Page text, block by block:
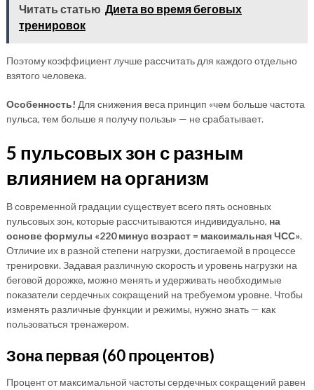
Читать статью Диета во время беговых
тренировок
Поэтому коэффициент лучше рассчитать для каждого отдельно
взятого человека.
Особенность! Для снижения веса принцип «чем больше частота
пульса, тем больше я получу пользы» — не срабатывает.
5 пульсовых зон с разным
влиянием на организм
В современной градации существует всего пять основных
пульсовых зон, которые рассчитываются индивидуально, на
основе формулы «220 минус возраст = максимальная ЧСС».
Отличие их в разной степени нагрузки, достигаемой в процессе
тренировки. Задавая различную скорость и уровень нагрузки на
беговой дорожке, можно менять и удерживать необходимые
показатели сердечных сокращений на требуемом уровне. Чтобы
изменять различные функции и режимы, нужно знать — как
пользоваться тренажером.
Зона первая (60 процентов)
Процент от максимальной частоты сердечных сокращений равен